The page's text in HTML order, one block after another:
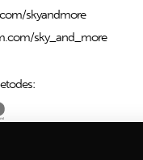
skyandmore
sky_and_more